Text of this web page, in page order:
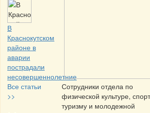
В
Краснокутском
районе в
аварии
пострадали
несовершеннолетние
Все статьи
>>
Сотрудники отдела по
физической культуре,
туризму и молодежной